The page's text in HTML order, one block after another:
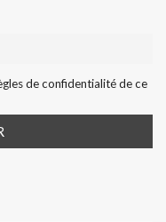
de confidentialité de ce